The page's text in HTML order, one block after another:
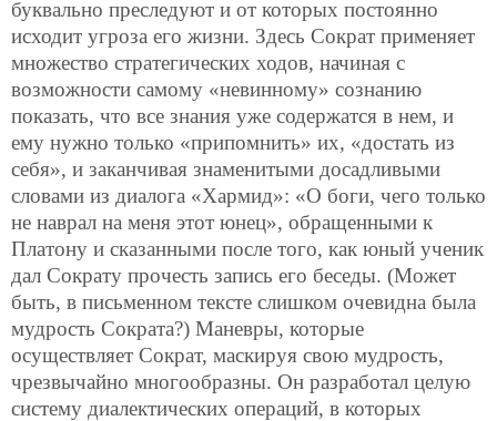
буквально преследуют и от которых постоянно
исходит угроза его жизни. Здесь Сократ применяет
множество стратегических ходов, начиная с
возможности самому «невинному» сознанию
показать, что все знания уже содержатся в нем, и
ему нужно только «припомнить» их, «достать из
себя», и заканчивая знаменитыми досадливыми
словами из диалога «Хармид»: «О боги, чего только
не наврал на меня этот юнец», обращенными к
Платону и сказанными после того, как юный ученик
дал Сократу прочесть запись его беседы. (Может
быть, в письменном тексте слишком очевидна была
мудрость Сократа?) Маневры, которые
осуществляет Сократ, маскируя свою мудрость,
чрезвычайно многообразны. Он разработал целую
систему диалектических операций, в которых